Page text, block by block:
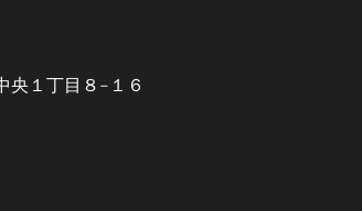
央１丁目８−１６